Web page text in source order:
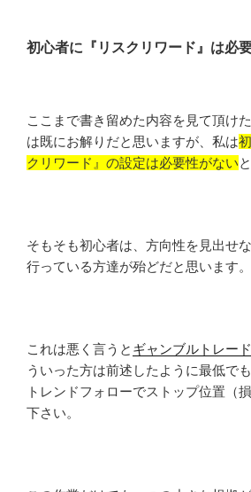
初心者に『リスクリワード』は必
ここまで書き留めた内容を見て頂け
は既にお解りだと思いますが、私は
クリワード』の設定は必要性がない
そもそも初心者は、方向性を見出せ
行っている方達が殆どだと思います。
これは悪く言うと ギャンブルトレード
ういった方は前述したように最低で
トレンドフォローでストップ位置（
下さい。